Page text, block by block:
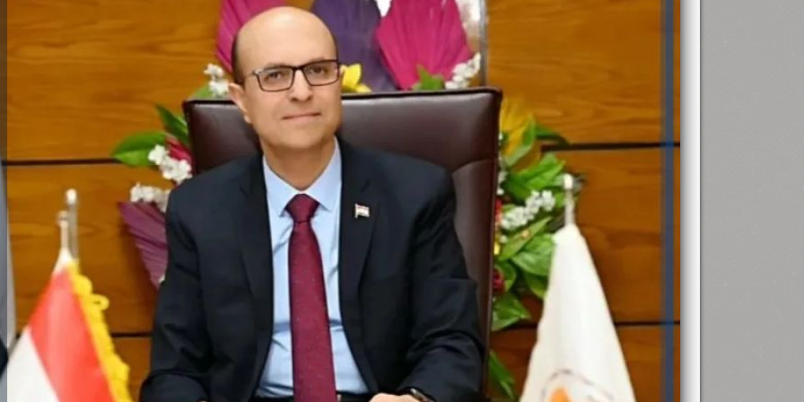
لضبط المنشآت الطبية المخالفة
والحنجرة ينجح في استئصال ورم خبيث
جديد بمستشفيات الجامعة